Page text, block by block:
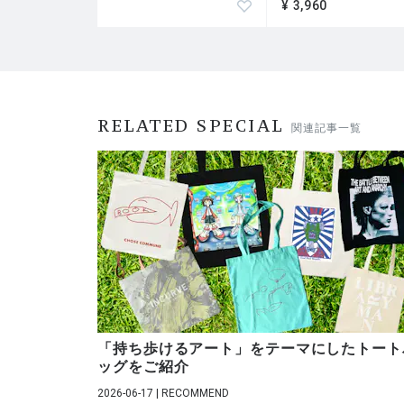
¥ 3,960
RELATED SPECIAL 関連記事一覧
「持ち歩けるアート」をテーマにしたトー
ッグをご紹介
2026-06-17 | RECOMMEND